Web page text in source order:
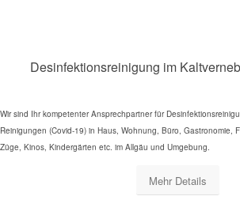
Desinfektionsreinigung im
Wir sind Ihr kompetenter Ansprechpartner für
Reinigungen (Covid-19) in Haus, Wohnung, Büro, Gastronomie,
Züge, Kinos, Kindergärten etc. im Allgäu und Umgebung.
Mehr Details